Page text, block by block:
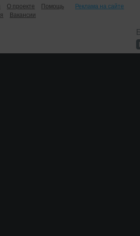
О проекте Помощь
Реклама на сайте
Вакансии